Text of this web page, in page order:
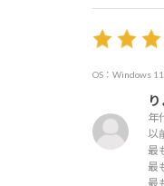
OS：Windows
年
以
最
最
最